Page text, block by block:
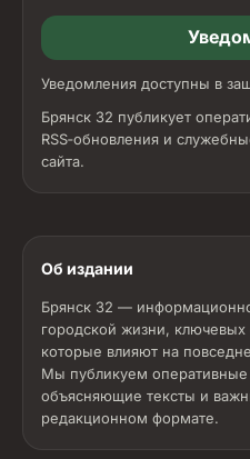
Уведомления доступны в
Брянск 32 публикует
RSS‑обновления и
сайта.
Об издании
Брянск 32 —
городской жизни,
которые влияют на
Мы публикуем оперативные
объясняющие тексты и
редакционном формате.